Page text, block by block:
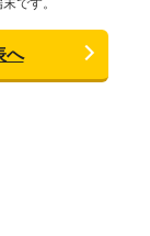
です。
へ